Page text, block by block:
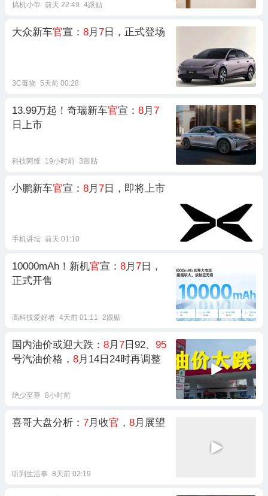
搞机小帝 前天 22:49 4跟贴
大众新车官宣： 8月 7 日，正式登场
3C毒物 5天前 00:28
13.99万起！奇瑞新车官宣： 8月 7
日上市
科技阿维 19小时前 3跟贴
小鹏新车官宣： 8月 7 日，即将上市
手机讲坛 前天 01:10
10000mAh！新机官宣： 8月 7 日，
正式开售
高科技爱好者 4天前 01:11 2跟贴
国内油价或迎大跌： 8月 7 日92、 95
号汽油价格， 8月14日24时再调整
绝少至尊 8小时前
喜哥大盘分析： 7月收官 ， 8月展望
听到生活事 8天前 02:19